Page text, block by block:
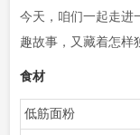
今天，咱们一起走进
趣故事，又藏着怎样
食材
低筋面粉